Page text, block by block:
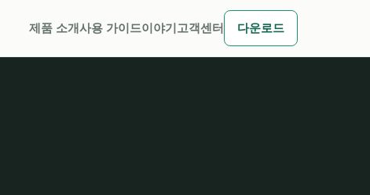
제품 소개사용 가이드이야기 고객센터 다운로드